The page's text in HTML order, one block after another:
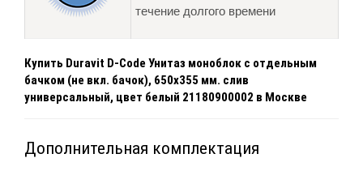
течение долгого времени
Купить Duravit D-Code Унитаз моноблок с отдельным
бачком (не вкл. бачок), 650х355 мм. слив
универсальный, цвет белый 21180900002 в Москве
Дополнительная комплектация